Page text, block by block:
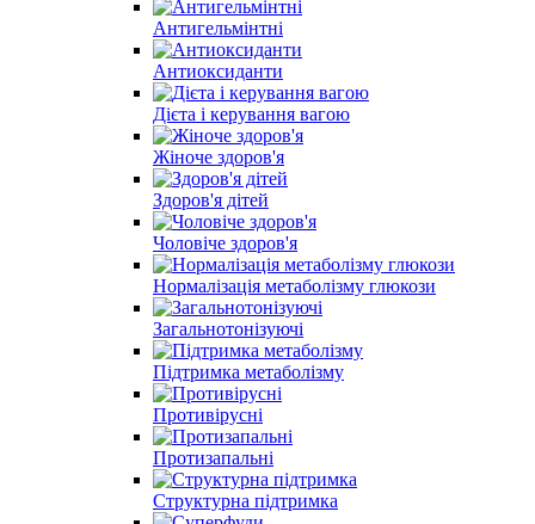
Антигельмінтні
Антиоксиданти
Дієта і керування вагою
Жіноче здоров'я
Здоров'я дітей
Чоловіче здоров'я
Нормалізація метаболізму глюкози
Загальнотонізуючі
Підтримка метаболізму
Противірусні
Протизапальні
Структурна підтримка